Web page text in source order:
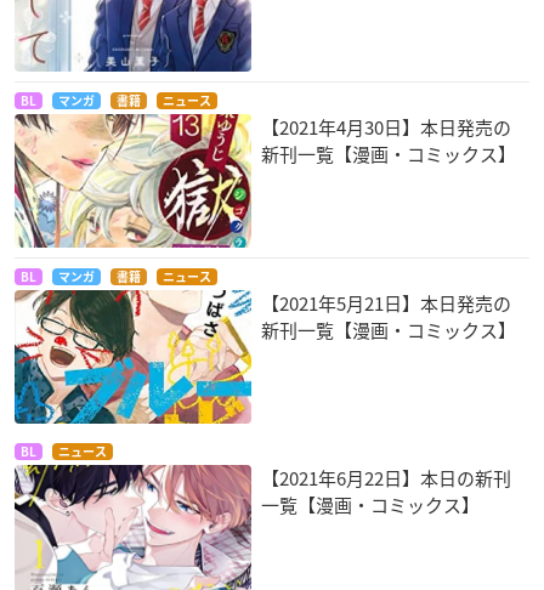
BL マンガ 書籍 ニュース
【2021年4月30日】本日発売の
新刊一覧【漫画・コミックス】
BL マンガ 書籍 ニュース
【2021年5月21日】本日発売の
新刊一覧【漫画・コミックス】
BL ニュース
【2021年6月22日】本日の新刊
一覧【漫画・コミックス】